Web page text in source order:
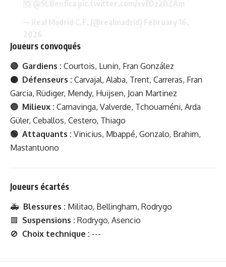
Joueurs convoqués
🔴 Gardiens : Courtois, Lunin, Fran González
🟠 Défenseurs : Carvajal, Alaba, Trent, Carreras, Fran
Garcia, Rüdiger, Mendy, Huijsen, Joan Martinez
🔵 Milieux : Camavinga, Valverde, Tchouaméni, Arda
Güler, Ceballos, Cestero, Thiago
🟢 Attaquants : Vinicius, Mbappé, Gonzalo, Brahim,
Mastantuono
Joueurs écartés
🚑 Blessures : Militao, Bellingham, Rodrygo
🟥 Suspensions : Rodrygo, Asencio
🚫 Choix technique : ---